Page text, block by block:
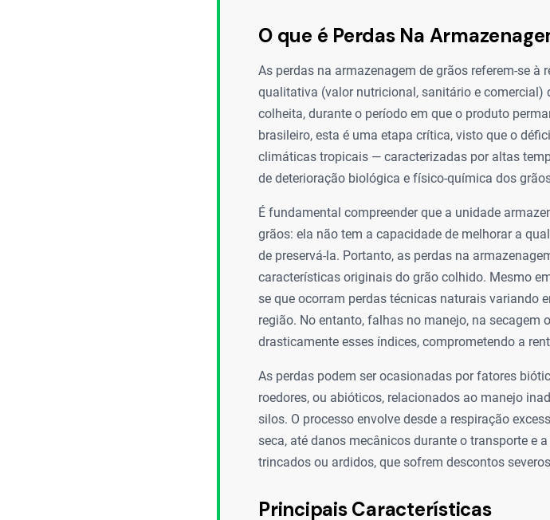
O que é Perdas Na
As perdas na armazenagem de grãos referem-se
qualitativa (valor nutricional, sanitário e comercial)
colheita, durante o período em que o produto
brasileiro, esta é uma etapa crítica, visto que o
climáticas tropicais — caracterizadas por altas
de deterioração biológica e físico-química dos
É fundamental compreender que a unidade
grãos: ela não tem a capacidade de melhorar a
de preservá-la. Portanto, as perdas na
características originais do grão colhido. Mesmo
se que ocorram perdas técnicas naturais variando
região. No entanto, falhas no manejo, na secagem
drasticamente esses índices, comprometendo a
As perdas podem ser ocasionadas por fatores
roedores, ou abióticos, relacionados ao manejo
silos. O processo envolve desde a respiração
seca, até danos mecânicos durante o transporte e
trincados ou ardidos, que sofrem descontos
Principais Características